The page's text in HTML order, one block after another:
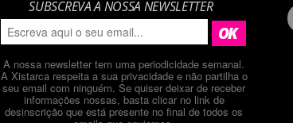
SUBSCREVA A NOSSA NEWSLETTER
A nossa newsletter tem uma periodicidade semanal.
A Xistarca respeita a sua privacidade e não partilha o
seu email com ninguém. Se quiser deixar de receber
informações nossas, basta clicar no link de
desinscrição que está presente no final de todos os